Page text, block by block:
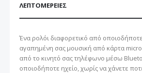
ΛΕΠΤΟΜΈΡΕΙΕΣ
Ένα ρολόι διαφορετικό από
αγαπημένη σας μουσική από κάρτα
από το κινητό σας τηλέφωνο μέσω
οποιοδήποτε ηχείο, χωρίς να χάνετε